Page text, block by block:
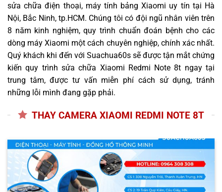
sửa chữa điện thoại, máy tính bảng Xiaomi uy tín tại Hà
Nội, Bắc Ninh, tp.HCM. Chúng tôi có đội ngũ nhân viên trên
8 năm kinh nghiệm, quy trình chuẩn đoán bệnh cho các
dòng máy Xiaomi một cách chuyên nghiệp, chính xác nhất.
Quý khách khi đến với Suachua60s sẽ được tận mắt chứng
kiến quy trình sửa chữa Xiaomi Redmi Note 8t ngay tại
trung tâm, được tư vấn miễn phí cách sử dụng, tránh
những lỗi mình đang gặp phải.
THAY CAMERA XIAOMI REDMI NOTE 8T